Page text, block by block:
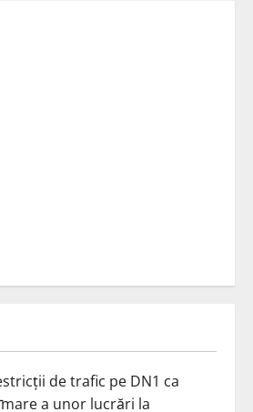
de trafic pe DN1 ca
a unor lucrări la